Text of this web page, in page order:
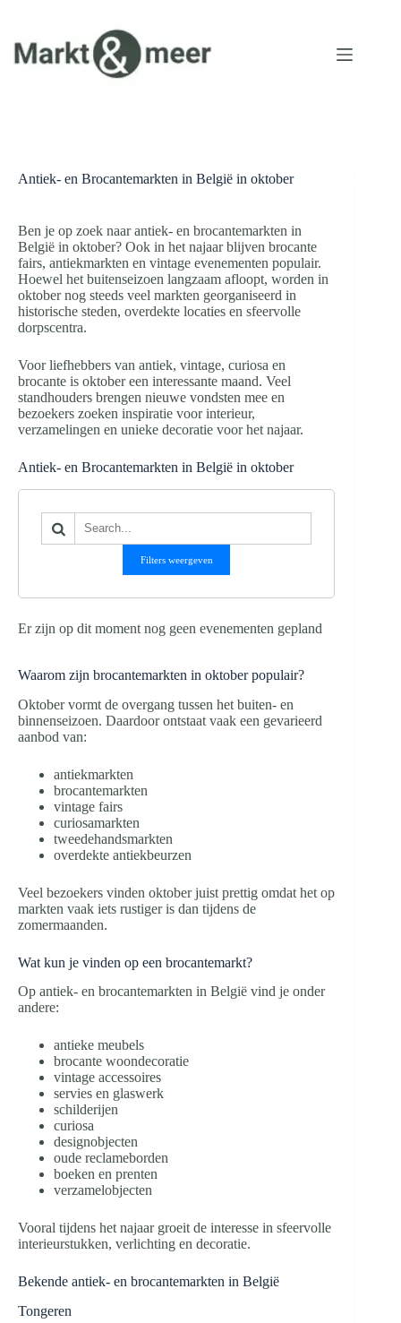
de
inhoud
Antiek- en Brocantemarkten in België in oktober
Ben je op zoek naar antiek- en brocantemarkten in
België in oktober? Ook in het najaar blijven brocante
fairs, antiekmarkten en vintage evenementen populair.
Hoewel het buitenseizoen langzaam afloopt, worden in
oktober nog steeds veel markten georganiseerd in
historische steden, overdekte locaties en sfeervolle
dorpscentra.
Voor liefhebbers van antiek, vintage, curiosa en
brocante is oktober een interessante maand. Veel
standhouders brengen nieuwe vondsten mee en
bezoekers zoeken inspiratie voor interieur,
verzamelingen en unieke decoratie voor het najaar.
Antiek- en Brocantemarkten in België in oktober
Filters weergeven
Er zijn op dit moment nog geen evenementen gepland
Waarom zijn brocantemarkten in oktober populair?
Oktober vormt de overgang tussen het buiten- en
binnenseizoen. Daardoor ontstaat vaak een gevarieerd
aanbod van:
antiekmarkten
brocantemarkten
vintage fairs
curiosamarkten
tweedehandsmarkten
overdekte antiekbeurzen
Veel bezoekers vinden oktober juist prettig omdat het op
markten vaak iets rustiger is dan tijdens de
zomermaanden.
Wat kun je vinden op een brocantemarkt?
Op antiek- en brocantemarkten in België vind je onder
andere:
antieke meubels
brocante woondecoratie
vintage accessoires
servies en glaswerk
schilderijen
curiosa
designobjecten
oude reclameborden
boeken en prenten
verzamelobjecten
Vooral tijdens het najaar groeit de interesse in sfeervolle
interieurstukken, verlichting en decoratie.
Bekende antiek- en brocantemarkten in België
Tongeren